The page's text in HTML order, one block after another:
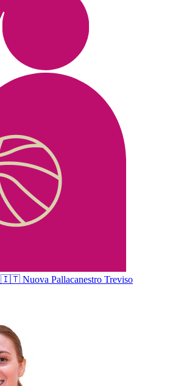
🇮🇹 Nuova Pallacanestro Treviso